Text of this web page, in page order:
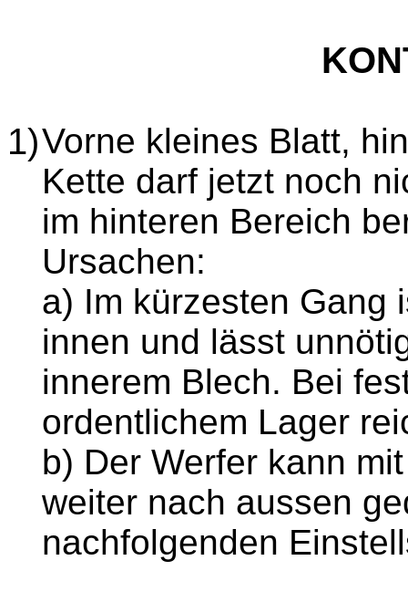
1)Vorne kleines Blatt,
Kette darf jetzt noch
im hinteren Bereich
Ursachen:
a) Im kürzesten Gang
innen und lässt
innerem Blech. Bei
ordentlichem Lager
b) Der Werfer kann
weiter nach aussen
nachfolgenden